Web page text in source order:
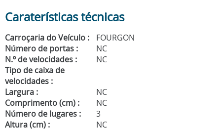
Caraterísticas técnicas
Carroçaria do Veículo :
FOURGON
Número de portas :
NC
N.º de velocidades :
NC
Tipo de caixa de
velocidades :
Largura :
NC
Comprimento (cm) :
NC
Número de lugares :
3
Altura (cm) :
NC